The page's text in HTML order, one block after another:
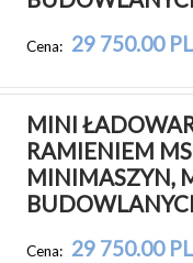
Cena: 29 750.00
MINI
RAMIENIEM
MINIMASZYN,
Cena: 29 750.00